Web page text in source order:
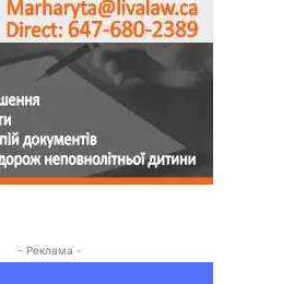
- Реклама -